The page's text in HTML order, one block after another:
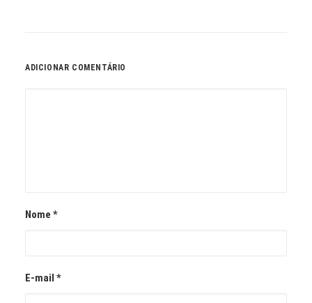
ADICIONAR COMENTÁRIO
Nome *
E-mail *